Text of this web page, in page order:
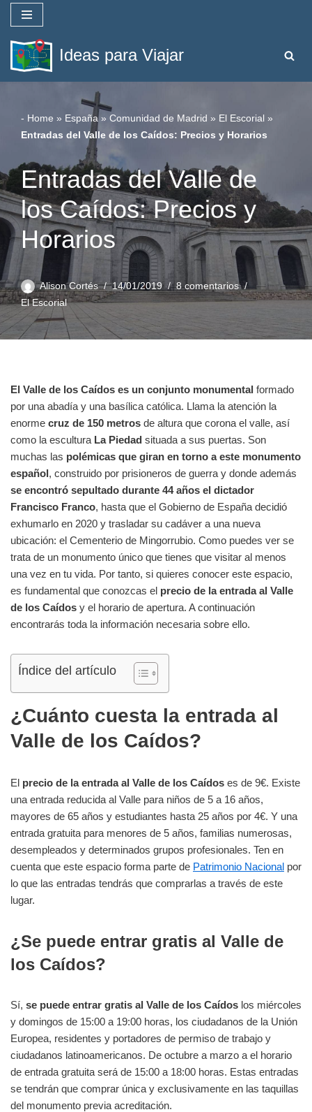
Saltar
al
contenido
Ideas para Viajar
- Home » España» Comunidad de Madrid » El Escorial »
Entradas del Valle de los Caídos: Precios y Horarios
Entradas del Valle de
los Caídos: Precios y
Horarios
Alison Cortés 14/01/2019
8 comentarios
El Escorial
El Valle de los Caídos es un conjunto monumental formado
por una abadía y una basílica católica. Llama la atención la
enorme cruz de 150 metros de altura que corona el valle, así
como la escultura La Piedad situada a sus puertas. Son
muchas las polémicas que giran en torno a este monumento
español, construido por prisioneros de guerra y donde además
se encontró sepultado durante 44 años el dictador
Francisco Franco, hasta que el Gobierno de España decidió
exhumarlo en 2020 y trasladar su cadáver a una nueva
ubicación: el Cementerio de Mingorrubio. Como puedes ver se
trata de un monumento único que tienes que visitar al menos
una vez en tu vida. Por tanto, si quieres conocer este espacio,
es fundamental que conozcas el precio de la entrada al Valle
de los Caídos y el horario de apertura. A continuación
encontrarás toda la información necesaria sobre ello.
Índice del artículo
¿Cuánto cuesta la entrada al
Valle de los Caídos?
El precio de la entrada al Valle de los Caídos es de 9€. Existe
una entrada reducida al Valle para niños de 5 a 16 años,
mayores de 65 años y estudiantes hasta 25 años por 4€. Y una
entrada gratuita para menores de 5 años, familias numerosas,
desempleados y determinados grupos profesionales. Ten en
cuenta que este espacio forma parte de Patrimonio Nacional por
lo que las entradas tendrás que comprarlas a través de este
lugar.
¿Se puede entrar gratis al Valle de
los Caídos?
Sí, se puede entrar gratis al Valle de los Caídos los miércoles
y domingos de 15:00 a 19:00 horas, los ciudadanos de la Unión
Europea, residentes y portadores de permiso de trabajo y
ciudadanos latinoamericanos. De octubre a marzo a el horario
de entrada gratuita será de 15:00 a 18:00 horas. Estas entradas
se tendrán que comprar única y exclusivamente en las taquillas
del monumento previa acreditación.